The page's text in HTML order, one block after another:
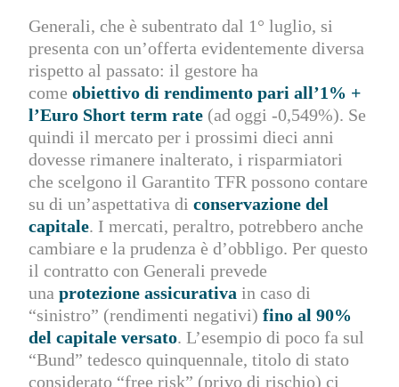
Generali, che è subentrato dal 1° luglio, si
presenta con un’offerta evidentemente diversa
rispetto al passato: il gestore ha
comeobiettivo di rendimento pari all’1% +
l’Euro Short term rate (ad oggi -0,549%). Se
quindi il mercato per i prossimi dieci anni
dovesse rimanere inalterato, i risparmiatori
che scelgono il Garantito TFR possono contare
su di un’aspettativa diconservazione del
capitale. I mercati, peraltro, potrebbero anche
cambiare e la prudenza è d’obbligo. Per questo
il contratto con Generali prevede
una protezione assicurativa in caso di
“sinistro” (rendimenti negativi) fino al 90%
del capitale versato. L’esempio di poco fa sul
“Bund” tedesco quinquennale, titolo di stato
considerato “free risk” (privo di rischio) ci